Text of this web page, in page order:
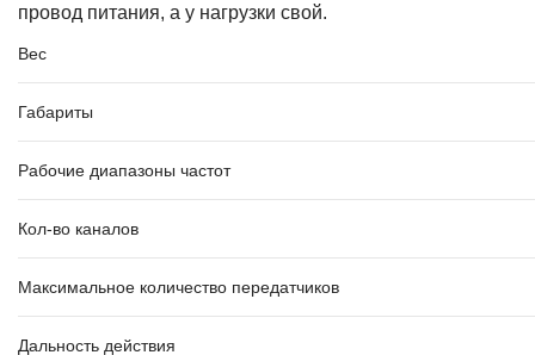
провод питания, а у нагрузки свой.
Вес
Габариты
Рабочие диапазоны частот
Кол-во каналов
Максимальное количество передатчиков
Дальность действия